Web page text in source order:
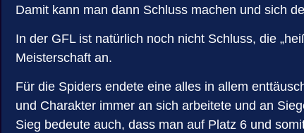
Damit kann man dann Schluss machen und sich
In der GFL ist natürlich noch nicht Schluss, die
Meisterschaft an.
Für die Spiders endete eine alles in allem
und Charakter immer an sich arbeitete und an
Sieg bedeute auch, dass man auf Platz 6 und